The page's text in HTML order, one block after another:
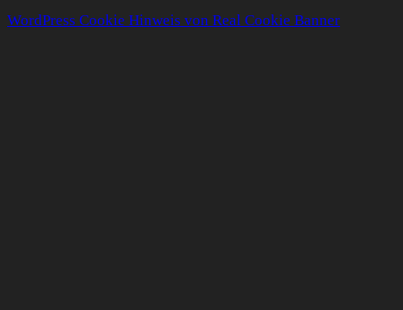
WordPress Cookie Hinweis von Real Cookie Banner